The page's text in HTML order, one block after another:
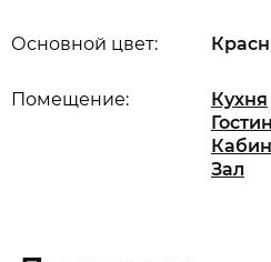
Основной цвет:
Помещение: Кухня
Зал